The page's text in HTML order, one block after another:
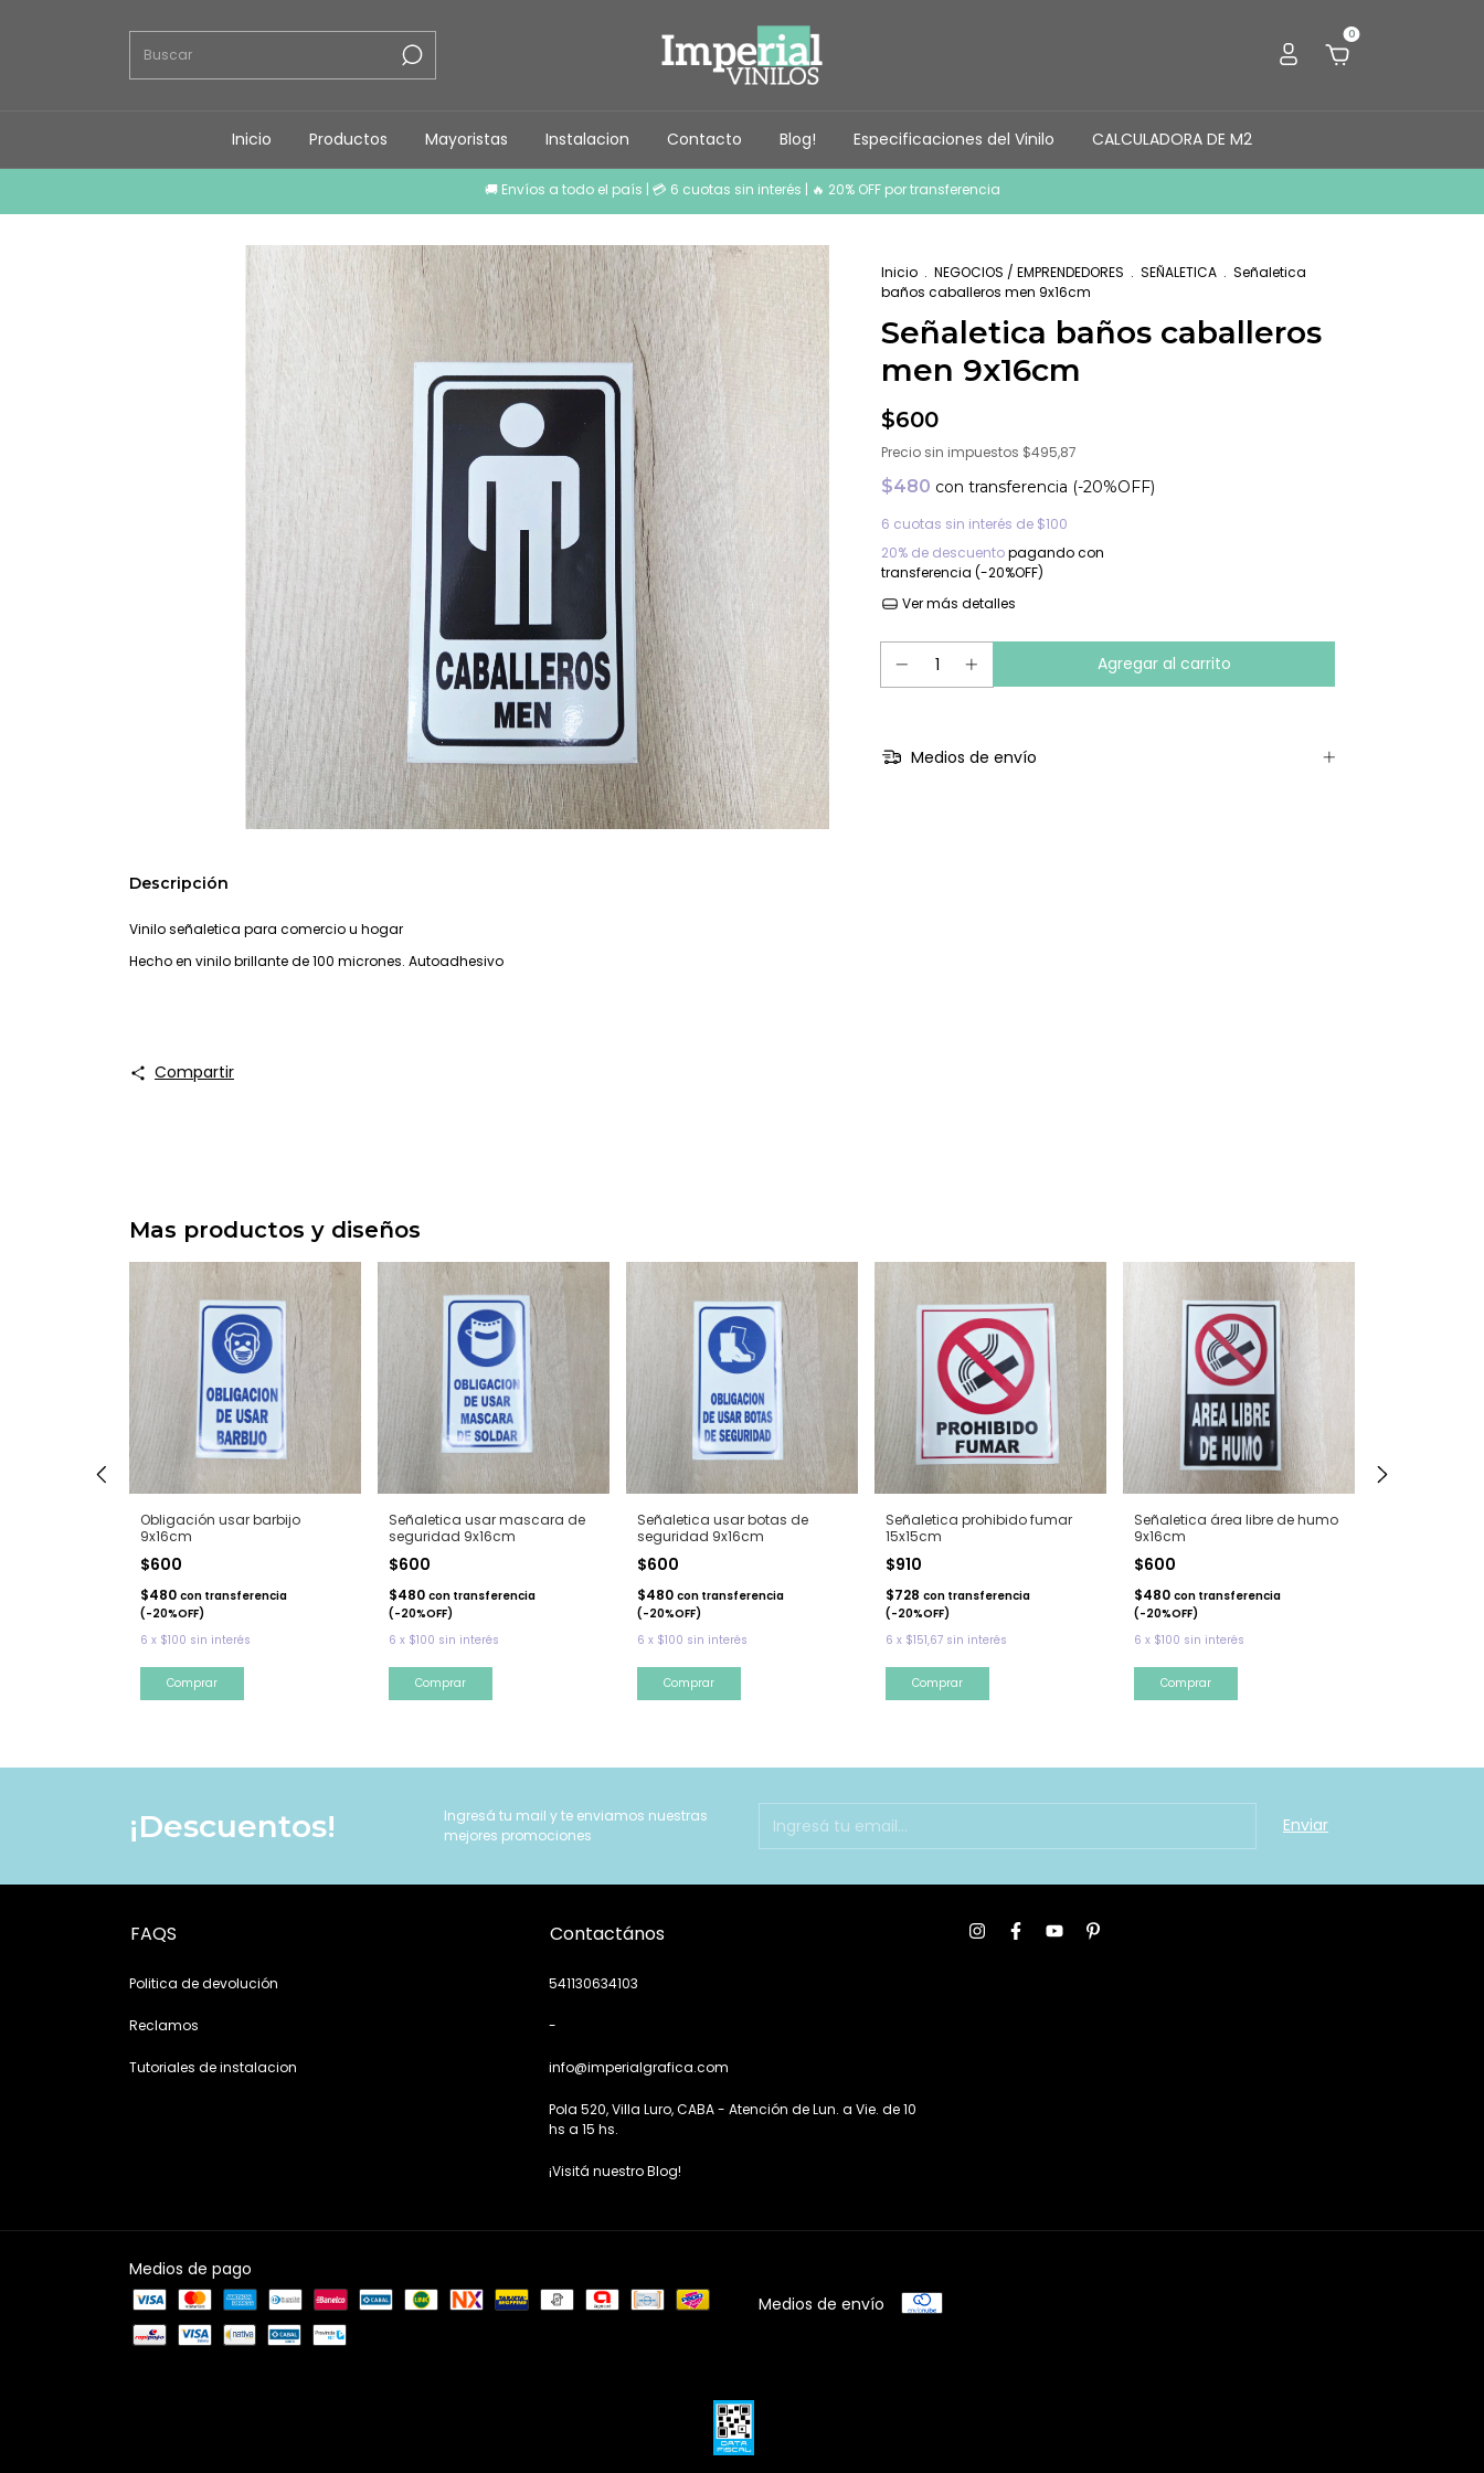
0
Inicio Productos Mayoristas Instalacion Contacto Blog! Especificaciones del Vinilo CALCULADORA DE M2
🚚 Envíos a todo el país | 💳 6 cuotas sin interés | 🔥 20% OFF por transferencia
Inicio . NEGOCIOS / EMPRENDEDORES . SEÑALETICA . Señaletica
baños caballeros men 9x16cm
Señaletica baños caballeros
men 9x16cm
$600
Precio sin impuestos $495,87
$480 con transferencia (-20%OFF)
6 cuotas sin interés de $100
20% de descuentopagando con
transferencia (-20%OFF)
Ver más detalles
Medios de envío
Descripción
Vinilo señaletica para comercio u hogar
Hecho en vinilo brillante de 100 micrones. Autoadhesivo
Compartir
Mas productos y diseños
Obligación usar barbijo
9x16cm
$600
$480 con transferencia
(-20%OFF)
6 x $100 sin interés
Señaletica usar mascara de
seguridad 9x16cm
$600
$480 con transferencia
(-20%OFF)
6 x $100 sin interés
Señaletica usar botas de
seguridad 9x16cm
$600
$480 con transferencia
(-20%OFF)
6 x $100 sin interés
Señaletica prohibido fumar
15x15cm
$910
$728 con transferencia
(-20%OFF)
6 x $151,67 sin interés
Señaletica área libre de humo
9x16cm
$600
$480 con transferencia
(-20%OFF)
6 x $100 sin interés
¡Descuentos!
Ingresá tu mail y te enviamos nuestras
mejores promociones
FAQS
Politica de devolución
Reclamos
Tutoriales de instalacion
Contactános
541130634103
-
info@imperialgrafica.com
Pola 520, Villa Luro, CABA - Atención de Lun. a Vie. de 10
hs a 15 hs.
¡Visitá nuestro Blog!
Medios de pago
Medios de envío